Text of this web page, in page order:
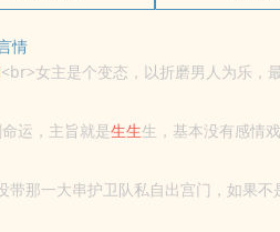
情
<br>女主是个变态，以折磨男人为乐，
产子和各种变态play。<...
运，主旨就是生生生，基本没有感情
马背产子<br>第三篇：口是心非总裁
带那一大串护卫队私自出宫门，如果不
出宫的。<br>有人会说，黄河洪水泛